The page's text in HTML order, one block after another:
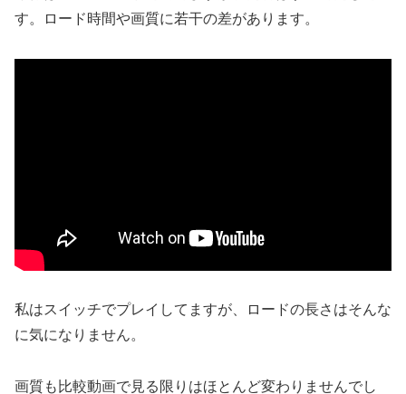
す。ロード時間や画質に若干の差があります。
私はスイッチでプレイしてますが、ロードの長さはそんな
に気になりません。
画質も比較動画で見る限りはほとんど変わりませんでし